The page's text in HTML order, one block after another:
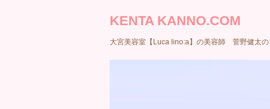
KENTA KANNO.COM
大宮美容室【Luca lino:a】の美容師 菅野健太の